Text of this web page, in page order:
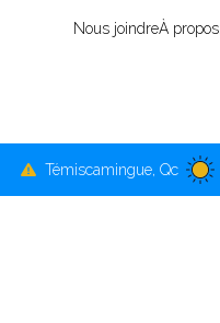
Nous joindreÀ propos
Témiscamingue, Qc